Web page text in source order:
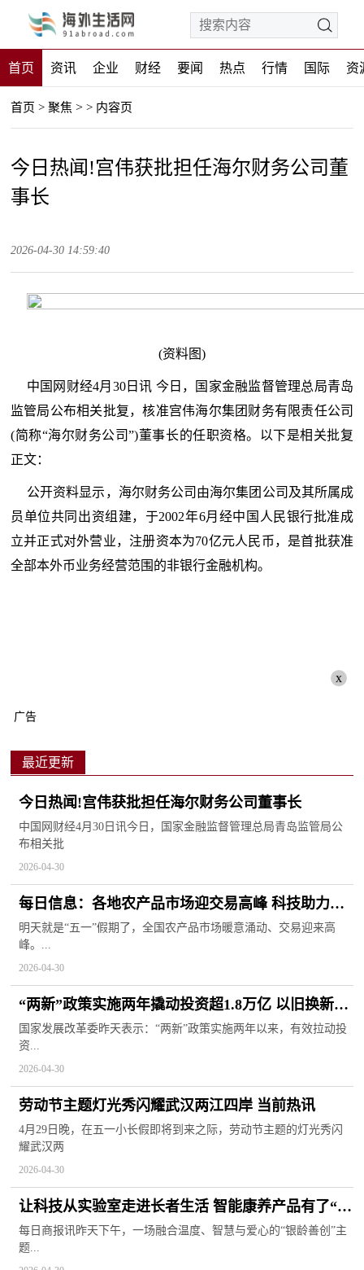
首页 资讯 企业 财经 要闻 热点 行情 国际 资
首页 > 聚焦 > > 内容页
今日热闻!宫伟获批担任海尔财务公司董
事长
2026-04-30 14:59:40
(资料图)
中国网财经4月30日讯 今日，国家金融监督管理总局青岛
监管局公布相关批复，核准宫伟海尔集团财务有限责任公司
(简称“海尔财务公司”)董事长的任职资格。以下是相关批复
正文：
公开资料显示，海尔财务公司由海尔集团公司及其所属成
员单位共同出资组建，于2002年6月经中国人民银行批准成
立并正式对外营业，注册资本为70亿元人民币，是首批获准
全部本外币业务经营范围的非银行金融机构。
x
广告
最近更新
今日热闻!宫伟获批担任海尔财务公司董事长
中国网财经4月30日讯今日，国家金融监督管理总局青岛监管局公
布相关批
2026-04-30
每日信息：各地农产品市场迎交易高峰 科技助力节
日保供
明天就是“五一”假期了，全国农产品市场暖意涌动、交易迎来高
峰。...
2026-04-30
“两新”政策实施两年撬动投资超1.8万亿 以旧换新惠
及4.8亿人次
国家发展改革委昨天表示：“两新”政策实施两年以来，有效拉动投
资...
2026-04-30
劳动节主题灯光秀闪耀武汉两江四岸 当前热讯
4月29日晚，在五一小长假即将到来之际，劳动节主题的灯光秀闪
耀武汉两
2026-04-30
让科技从实验室走进长者生活 智能康养产品有了“实
战考场”|通讯
每日商报讯昨天下午，一场融合温度、智慧与爱心的“银龄善创”主
题...